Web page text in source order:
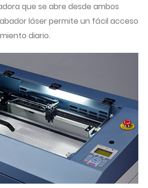
que se abre desde ambos
láser permite un fácil acceso
diario.